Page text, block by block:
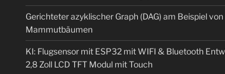
Gerichteter azyklischer Graph (DAG) am Beispiel von
Mammutbäumen
KI: Flugsensor mit ESP32 mit WIFI & Bluetooth
2,8 Zoll LCD TFT Modul mit Touch